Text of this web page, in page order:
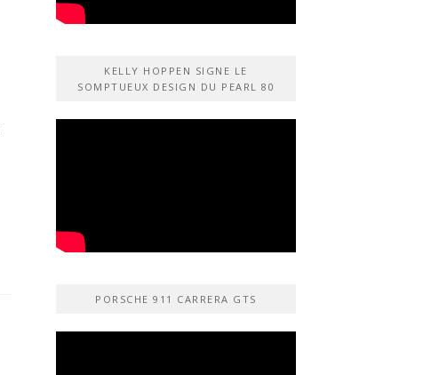
KELLY HOPPEN SIGNE LE
SOMPTUEUX DESIGN DU PEARL 80
PORSCHE 911 CARRERA GTS